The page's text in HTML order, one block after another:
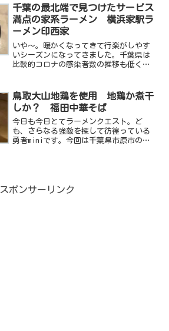
た！みなさんは立川マシマシってご存じ
でしょうか？立川マシマシと...
千葉の最北端で見つけたサービス
満点の家系ラーメン 横浜家駅ラ
ーメン印西家
いや～。暖かくなってきて行楽がしやす
いシーズンになってきました。千葉県は
比較的コロナの感染者数の推移も低く抑
ね。さすが千葉って感じです。なのでこ
の夏の行楽は千葉県で遊んじ...
鳥取大山地鶏を使用 地鶏か煮干
しか？ 福田中華そば
今日も今日とてラーメンクエスト。ど
も、さらなる強敵を探して彷徨っている
勇者miniです。今回は千葉県市原市の福
スポンサーリンク